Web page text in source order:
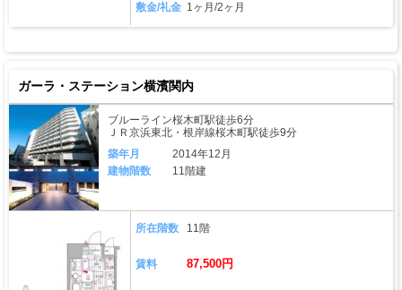
敷金/礼金 1ヶ月/2ヶ月
ガーラ・ステーション横濱関内
ブルーライン桜木町駅徒歩6分
ＪＲ京浜東北・根岸線桜木町駅徒歩9分
築年月
2014年12月
建物階数
11階建
所在階数 11階
賃料 87,500円